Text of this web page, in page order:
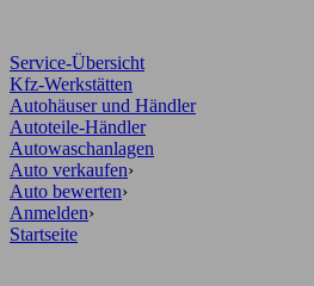
Service-Übersicht
Kfz-Werkstätten
Autohäuser und Händler
Autoteile-Händler
Autowaschanlagen
Auto verkaufen›
Auto bewerten›
Anmelden›
Startseite